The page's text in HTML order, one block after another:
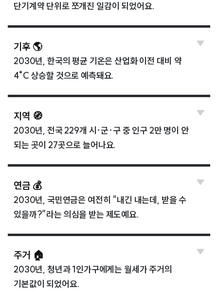
단기계약 단위로 쪼개진 일감이 되었어요.
기후 🌎
2030년, 한국의 평균 기온은 산업화 이전 대비 약
4°C 상승할 것으로 예측돼요.
지역 🧭
2030년, 전국 229개 시·군·구 중 인구 2만 명이 안
되는 곳이 27곳으로 늘어나요.
연금 💰
2030년, 국민연금은 여전히 “내긴 내는데, 받을 수
있을까?”라는 의심을 받는 제도예요.
주거 🏠
2030년, 청년과 1인가구에게는 월세가 주거의
기본값이 되었어요.